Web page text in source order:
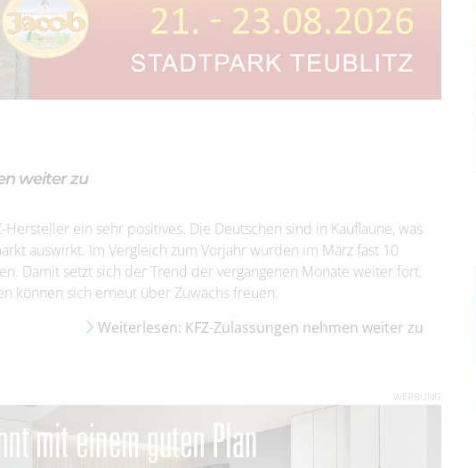
weiter zu
Hersteller ein sehr positives. Die Deutschen sind in Kauflaune, was
auswirkt. Im Vergleich zum Vorjahr wurden im März fast 10
Damit setzt sich der Trend der vergangenen Monate weiter fort.
können sich erneut über Zuwachs freuen.
Weiterlesen: KFZ-Zulassungen nehmen weiter zu
WERBUNG